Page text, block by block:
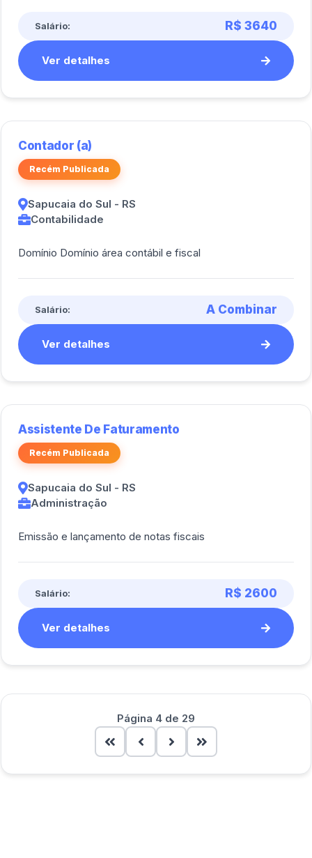
Salário: R$ 3640
Ver detalhes
Contador (a)
Recém Publicada
Sapucaia do Sul - RS
Contabilidade
Domínio Domínio área contábil e fiscal
Salário: A Combinar
Ver detalhes
Assistente De Faturamento
Recém Publicada
Sapucaia do Sul - RS
Administração
Emissão e lançamento de notas fiscais
Salário: R$ 2600
Ver detalhes
Página 4 de 29